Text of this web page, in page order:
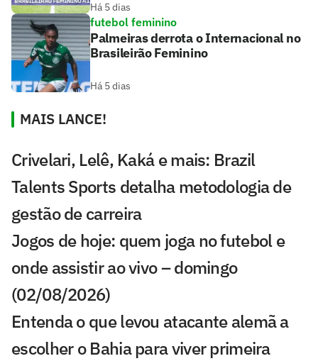
Há 5 dias
futebol feminino
Palmeiras derrota o Internacional no
Brasileirão Feminino
Há 5 dias
MAIS LANCE!
Crivelari, Lelê, Kaká e mais: Brazil
Talents Sports detalha metodologia de
gestão de carreira
Jogos de hoje: quem joga no futebol e
onde assistir ao vivo – domingo
(02/08/2026)
Entenda o que levou atacante alemã a
escolher o Bahia para viver primeira